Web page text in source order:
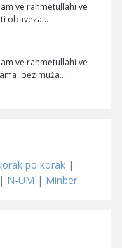
ve rahmetullahi ve
obaveza…
ve rahmetullahi ve
bez muža.…
po korak |
| N-UM | Minber